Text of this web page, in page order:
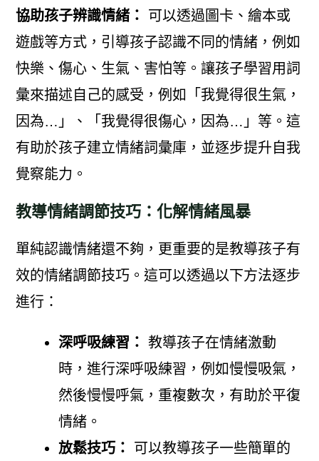
協助孩子辨識情緒：
可以透過圖卡、繪本或
遊戲等方式，引導孩子認識不同的情緒，例如
快樂、傷心、生氣、害怕等。讓孩子學習用詞
彙來描述自己的感受，例如「我覺得很生氣，
因為…」、「我覺得很傷心，因為…」等。這
有助於孩子建立情緒詞彙庫，並逐步提升自我
覺察能力。
教導情緒調節技巧：化解情緒風暴
單純認識情緒還不夠，更重要的是教導孩子有
效的情緒調節技巧。這可以透過以下方法逐步
進行：
深呼吸練習： 教導孩子在情緒激動
時，進行深呼吸練習，例如慢慢吸氣，
然後慢慢呼氣，重複數次，有助於平復
情緒。
放鬆技巧：
可以教導孩子一些簡單的